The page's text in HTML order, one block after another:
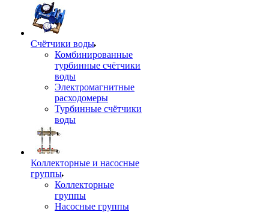
Счётчики воды
Комбинированные
турбинные счётчики
воды
Электромагнитные
расходомеры
Турбинные счётчики
воды
Коллекторные и насосные
группы
Коллекторные
группы
Насосные группы